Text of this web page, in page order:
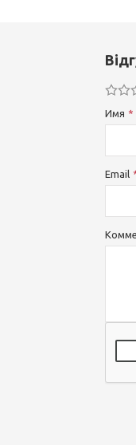
Имя
Email